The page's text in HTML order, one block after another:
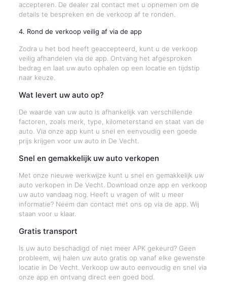
accepteren. De dealer zal contact met u opnemen om de
details te bespreken en de verkoop af te ronden.
4. Rond de verkoop veilig af via de app
Zodra u het bod heeft geaccepteerd, kunt u de verkoop
veilig afhandelen via de app. Ontvang het afgesproken
bedrag en laat uw auto ophalen op een locatie en tijdstip
naar keuze.
Wat levert uw auto op?
De waarde van uw auto is afhankelijk van verschillende
factoren, zoals merk, type, kilometerstand en staat van de
auto. Via onze app kunt u snel en eenvoudig een goede
prijs krijgen voor uw auto in De Vecht.
Snel en gemakkelijk uw auto verkopen
Met onze nieuwe werkwijze kunt u snel en gemakkelijk uw
auto verkopen in De Vecht. Download onze app en verkoop
uw auto vandaag nog. Heeft u vragen of wilt u meer
informatie? Neem dan contact met ons op via de app. Wij
staan voor u klaar.
Gratis transport
Is uw auto beschadigd of niet meer APK gekeurd? Geen
probleem, wij halen uw auto gratis op vanaf elke gewenste
locatie in De Vecht. Verkoop uw auto eenvoudig en snel via
onze app en ontvang direct een goed bod.